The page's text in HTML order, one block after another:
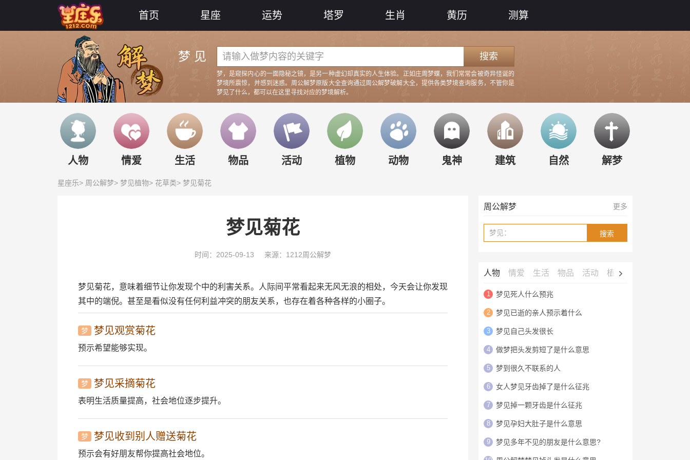
首页 星座 运势 塔罗 生肖 黄历 测算
梦 见 搜索
梦，是窥探内心的一面隐秘之镜，是另一种虚幻却真实的人生体验。正如庄周梦蝶，我们常常会被奇异怪诞的
梦境所震惊，并感到迷惑。周公解梦原版大全查询通过周公解梦破解大全，提供各类梦境查询服务，不管你是
梦见了什么，都可以在这里寻找对应的梦境解析。
梦见
人物
梦见
情爱
梦见
生活
梦见
物品
梦见
活动
梦见
植物
梦见
动物
梦见
鬼神
梦见
建筑
梦见
自然
梦见
西方
解梦
星座乐> 周公解梦> 梦见植物> 花草类> 梦见菊花
梦见菊花
时间：2025-09-13 来源：1212周公解梦
梦见菊花，意味着细节让你发现个中的利害关系。人际间平常看起来无风无浪的相处，今天会让你发现
其中的端倪。甚至是看似没有任何利益冲突的朋友关系，也存在着各种各样的小圈子。
梦 梦见观赏菊花
预示希望能够实现。
梦 梦见采摘菊花
表明生活质量提高，社会地位逐步提升。
梦 梦见收到别人赠送菊花
预示会有好朋友帮你提高社会地位。
周公解梦 更多
梦见： 搜索
人物 情爱 生活 物品 活动 植物
1 梦见死人什么预兆
2 梦见已逝的亲人预示着什么
3 梦见自己头发很长
4 做梦把头发剪短了是什么意思
5 梦到很久不联系的人
6 女人梦见牙齿掉了是什么征兆
7 梦见掉一颗牙齿是什么征兆
8 梦见孕妇大肚子是什么意思
9 梦见多年不见的朋友是什么意思?